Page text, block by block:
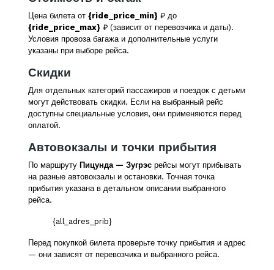
Цена билета от {ride_price_min} ₽ до
{ride_price_max} ₽ (зависит от перевозчика и даты).
Условия провоза багажа и дополнительные услуги
указаны при выборе рейса.
Скидки
Для отдельных категорий пассажиров и поездок с детьми
могут действовать скидки. Если на выбранный рейс
доступны специальные условия, они применяются перед
оплатой.
Автовокзалы и точки прибытия
По маршруту Пицунда — Зугрэс рейсы могут прибывать
на разные автовокзалы и остановки. Точная точка
прибытия указана в детальном описании выбранного
рейса.
{all_adres_prib}
Перед покупкой билета проверьте точку прибытия и адрес
— они зависят от перевозчика и выбранного рейса.